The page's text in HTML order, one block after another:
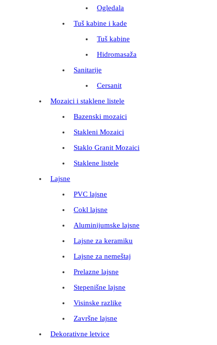
Ogledala
Tuš kabine i kade
Tuš kabine
Hidromasaža
Sanitarije
Cersanit
Mozaici i staklene listele
Bazenski mozaici
Stakleni Mozaici
Staklo Granit Mozaici
Staklene listele
Lajsne
PVC lajsne
Cokl lajsne
Aluminijumske lajsne
Lajsne za keramiku
Lajsne za nemeštaj
Prelazne lajsne
Stepenišne lajsne
Visinske razlike
Završne lajsne
Dekorativne letvice